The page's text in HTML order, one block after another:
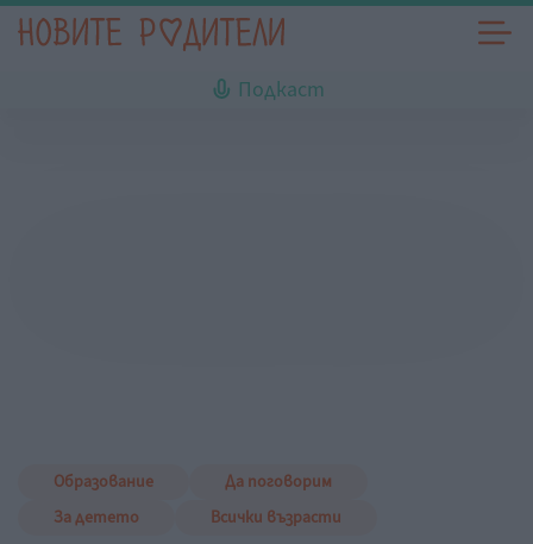
Подкаст
Образование
Да поговорим
За детето
Всички възрасти